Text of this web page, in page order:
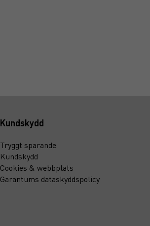
Kundskydd
Tryggt sparande
Kundskydd
Cookies & webbplats
Garantums dataskyddspolicy